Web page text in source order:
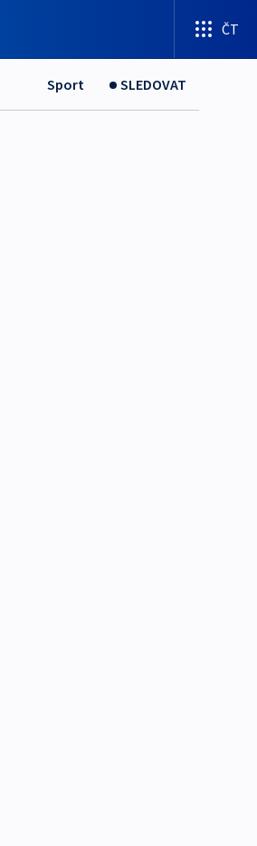
ČT
Sport SLEDOVAT